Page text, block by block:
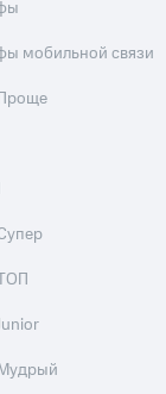
мобильной связи